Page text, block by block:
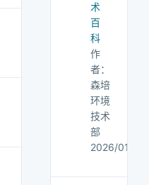
术
百
科
作
者：
森培
环境
技术
部
2026/01/05